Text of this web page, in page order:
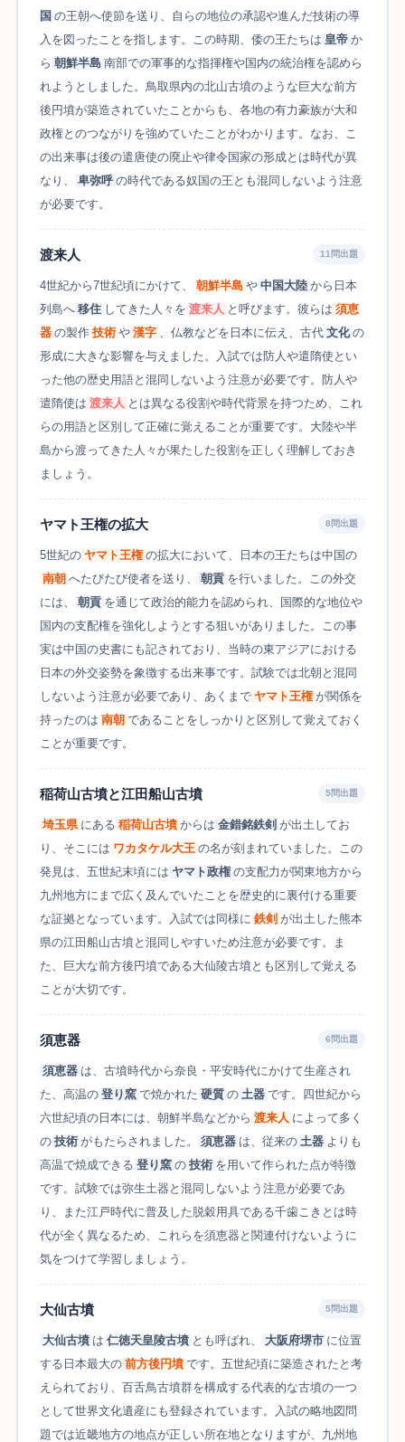
国 の王朝へ使節を送り、自らの地位の承認や進んだ技術の導
入を図ったことを指します。この時期、倭の王たちは 皇帝 か
ら 朝鮮半島 南部での軍事的な指揮権や国内の統治権を認めら
れようとしました。鳥取県内の北山古墳のような巨大な前方
後円墳が築造されていたことからも、各地の有力豪族が大和
政権とのつながりを強めていたことがわかります。なお、こ
の出来事は後の遣唐使の廃止や律令国家の形成とは時代が異
なり、
卑弥呼 の時代である奴国の王とも混同しないよう注意
が必要です。
渡来人 11問出題
4世紀から7世紀頃にかけて、 朝鮮半島 や 中国大陸 から日本
列島へ 移住 してきた人々を 渡来人 と呼びます。彼らは 須恵
器 の製作 技術 や 漢字 、仏教などを日本に伝え、古代 文化 の
形成に大きな影響を与えました。入試では防人や遣隋使とい
った他の歴史用語と混同しないよう注意が必要です。防人や
遣隋使は 渡来人 とは異なる役割や時代背景を持つため、これ
らの用語と区別して正確に覚えることが重要です。大陸や半
島から渡ってきた人々が果たした役割を正しく理解しておき
ましょう。
ヤマト王権の拡大 8問出題
5世紀の ヤマト王権 の拡大において、日本の王たちは中国の
南朝 へたびたび使者を送り、 朝貢 を行いました。この外交
には、
朝貢 を通じて政治的能力を認められ、国際的な地位や
国内の支配権を強化しようとする狙いがありました。この事
実は中国の史書にも記されており、当時の東アジアにおける
日本の外交姿勢を象徴する出来事です。試験では北朝と混同
しないよう注意が必要であり、あくまで ヤマト王権 が関係を
持ったのは 南朝 であることをしっかりと区別して覚えておく
ことが重要です。
稲荷山古墳と江田船山古墳 5問出題
埼玉県 にある 稲荷山古墳 からは 金錯銘鉄剣 が出土してお
り、そこには ワカタケル大王 の名が刻まれていました。この
発見は、五世紀末頃には ヤマト政権 の支配力が関東地方から
九州地方にまで広く及んでいたことを歴史的に裏付ける重要
な証拠となっています。入試では同様に 鉄剣 が出土した熊本
県の江田船山古墳と混同しやすいため注意が必要です。ま
た、巨大な前方後円墳である大仙陵古墳とも区別して覚える
ことが大切です。
須恵器 6問出題
須恵器 は、古墳時代から奈良・平安時代にかけて生産され
た、高温の 登り窯 で焼かれた 硬質 の 土器 です。四世紀から
六世紀頃の日本には、朝鮮半島などから 渡来人 によって多く
の 技術 がもたらされました。 須恵器 は、従来の 土器 よりも
高温で焼成できる 登り窯 の 技術 を用いて作られた点が特徴
です。試験では弥生土器と混同しないよう注意が必要であ
り、また江戸時代に普及した脱穀用具である千歯こきとは時
代が全く異なるため、これらを須恵器と関連付けないように
気をつけて学習しましょう。
大仙古墳 5問出題
大仙古墳 は 仁徳天皇陵古墳 とも呼ばれ、 大阪府堺市 に位置
する日本最大の 前方後円墳 です。五世紀頃に築造されたと考
えられており、百舌鳥古墳群を構成する代表的な古墳の一つ
として世界文化遺産にも登録されています。入試の略地図問
題では近畿地方の地点が正しい所在地となりますが、九州地